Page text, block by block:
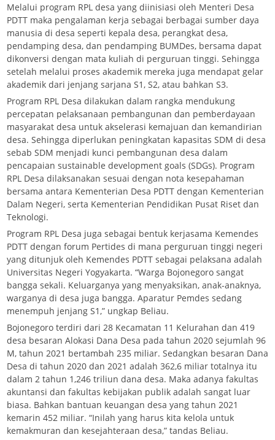
Melalui program RPL desa yang diinisiasi oleh Menteri Desa
PDTT maka pengalaman kerja sebagai berbagai sumber daya
manusia di desa seperti kepala desa, perangkat desa,
pendamping desa, dan pendamping BUMDes, bersama dapat
dikonversi dengan mata kuliah di perguruan tinggi. Sehingga
setelah melalui proses akademik mereka juga mendapat gelar
akademik dari jenjang sarjana S1, S2, atau bahkan S3.
Program RPL Desa dilakukan dalam rangka mendukung
percepatan pelaksanaan pembangunan dan pemberdayaan
masyarakat desa untuk akselerasi kemajuan dan kemandirian
desa. Sehingga diperlukan peningkatan kapasitas SDM di desa
sebab SDM menjadi kunci pembangunan desa dalam
pencapaian sustainable development goals (SDGs). Program
RPL Desa dilaksanakan sesuai dengan nota kesepahaman
bersama antara Kementerian Desa PDTT dengan Kementerian
Dalam Negeri, serta Kementerian Pendidikan Pusat Riset dan
Teknologi.
Program RPL Desa juga sebagai bentuk kerjasama Kemendes
PDTT dengan forum Pertides di mana perguruan tinggi negeri
yang ditunjuk oleh Kemendes PDTT sebagai pelaksana adalah
Universitas Negeri Yogyakarta. “Warga Bojonegoro sangat
bangga sekali. Keluarganya yang menyaksikan, anak-anaknya,
warganya di desa juga bangga. Aparatur Pemdes sedang
menempuh jenjang S1,” ungkap Beliau.
Bojonegoro terdiri dari 28 Kecamatan 11 Kelurahan dan 419
desa besaran Alokasi Dana Desa pada tahun 2020 sejumlah 96
M, tahun 2021 bertambah 235 miliar. Sedangkan besaran Dana
Desa di tahun 2020 dan 2021 adalah 362,6 miliar totalnya itu
dalam 2 tahun 1,246 triliun dana desa. Maka adanya fakultas
akuntansi dan fakultas kebijakan publik adalah sangat luar
biasa. Bahkan bantuan keuangan desa yang tahun 2021
kemarin 452 miliar. “Inilah yang harus kita kelola untuk
kemakmuran dan kesejahteraan desa,” tandas Beliau.